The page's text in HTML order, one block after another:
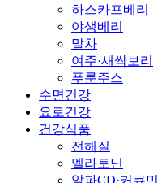
하스카프베리
야생베리
말차
여주·새싹보리
푸룬주스
수면건강
요로건강
건강식품
전해질
멜라토닌
알파CD·커큐민